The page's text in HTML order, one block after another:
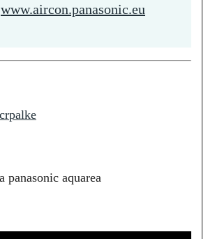
www.aircon.panasonic.eu